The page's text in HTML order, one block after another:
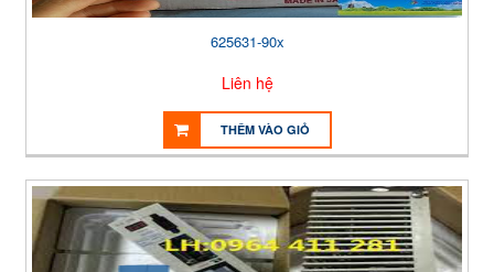
625631-90x
Liên hệ
THÊM VÀO GIỎ